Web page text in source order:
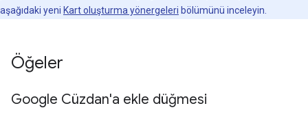
aşağıdaki yeni Kart oluşturma yönergeleri bölümünü inceleyin.
Öğeler
Google Cüzdan'a ekle düğmesi